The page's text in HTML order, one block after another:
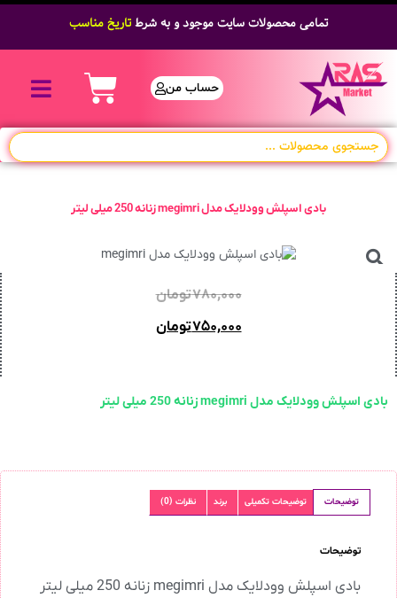
تمامی محصولات سایت موجود و به شرطتاریخ مناسب
حساب من
بادی اسپلش وودلایک مدل megimri زنانه 250 میلی لیتر
۷۸۰,۰۰۰تومان
۷۵۰,۰۰۰تومان
بادی اسپلش وودلایک مدل megimri زنانه 250 میلی لیتر
توضیحات توضیحات تکمیلی برند نظرات (0)
توضیحات
بادی اسپلش وودلایک مدل megimri زنانه 250 میلی لیتر